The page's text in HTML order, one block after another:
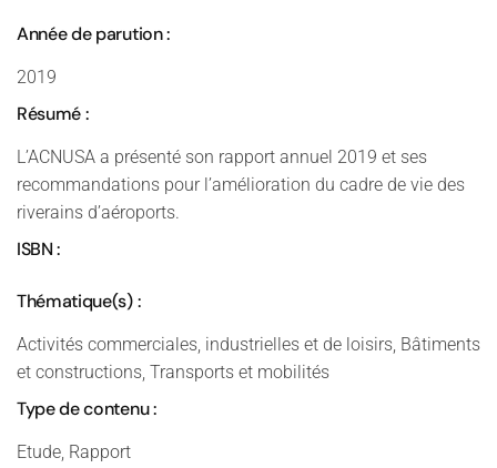
Année de parution :
2019
Résumé :
L’ACNUSA a présenté son rapport annuel 2019 et ses
recommandations pour l’amélioration du cadre de vie des
riverains d’aéroports.
ISBN :
Thématique(s) :
Activités commerciales, industrielles et de loisirs, Bâtiments
et constructions, Transports et mobilités
Type de contenu :
Etude, Rapport